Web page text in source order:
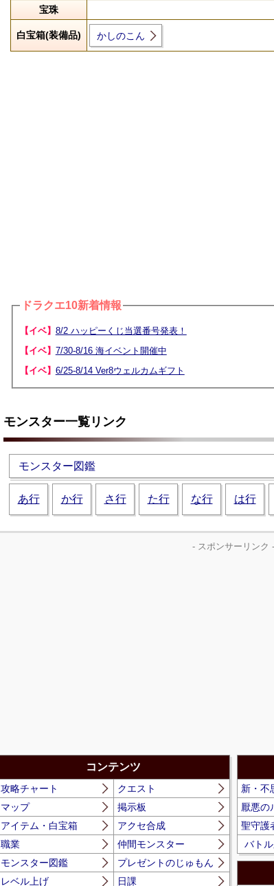
宝珠
白宝箱(装備品) かしのこん
ドラクエ10新着情報
【イベ】 8/2 ハッピーくじ当選番号発表！
【イベ】 7/30-8/16 海イベント開催中
【イベ】 6/25-8/14 Ver8ウェルカムギフト
モンスター一覧リンク
モンスター図鑑
あ行 か行 さ行 た行 な行 は行
- スポンサーリンク -
コンテンツ
攻略チャート
クエスト
マップ
掲示板
アイテム・白宝箱
アクセ合成
職業
仲間モンスター
モンスター図鑑
プレゼントのじゅもん
レベル上げ
日課
新・不
厭悪の
聖守護
バト